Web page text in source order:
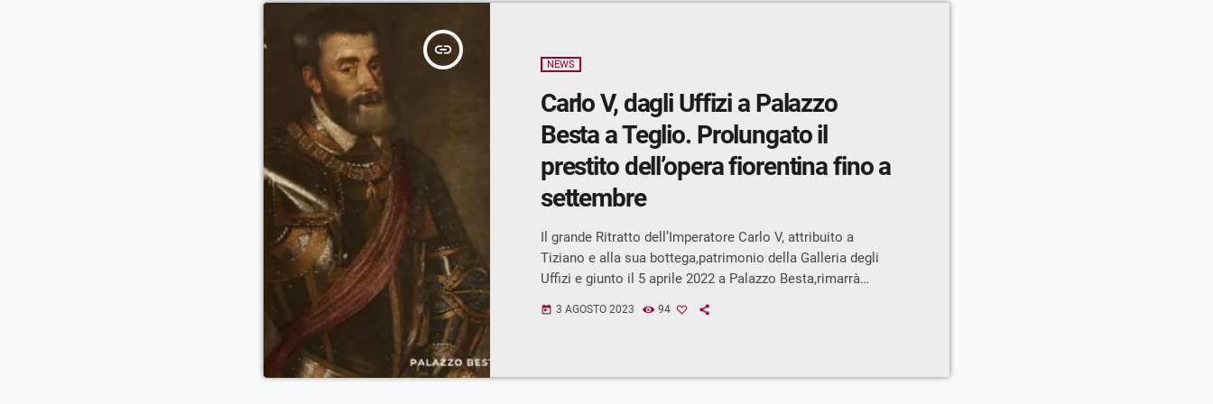
insert_link
NEWS
Carlo V, dagli Uffizi a Palazzo
Besta a Teglio. Prolungato il
prestito dell’opera fiorentina fino a
settembre
Il grande Ritratto dell’Imperatore Carlo V, attribuito a
Tiziano e alla sua bottega,patrimonio della Galleria degli
Uffizi e giunto il 5 aprile 2022 a Palazzo Besta,rimarrà
Palazzo.L’eccezionale prestito – avvenuto nell’ambito del
infattiessere prorogato fino al 3 settembre 2023,
today 3 AGOSTO 2023 94